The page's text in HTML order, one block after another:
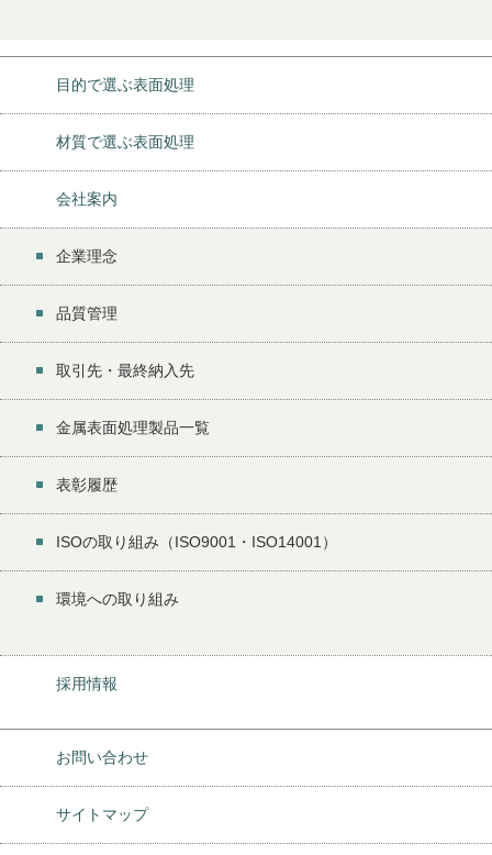
目的で選ぶ表面処理
材質で選ぶ表面処理
会社案内
企業理念
品質管理
取引先・最終納入先
金属表面処理製品一覧
表彰履歴
ISOの取り組み（ISO9001・ISO14001）
環境への取り組み
採用情報
お問い合わせ
サイトマップ